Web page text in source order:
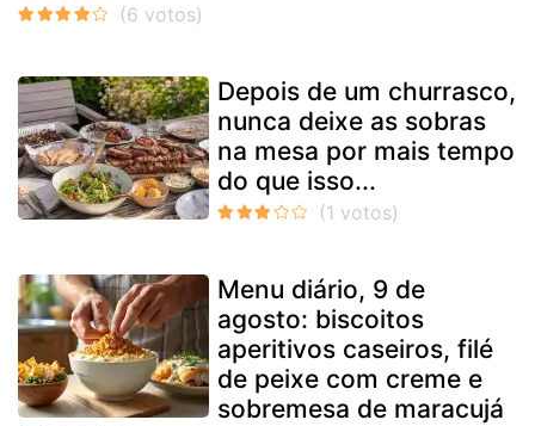
Depois de um churrasco,
nunca deixe as sobras
na mesa por mais tempo
do que isso...
Menu diário, 9 de
agosto: biscoitos
aperitivos caseiros, filé
de peixe com creme e
sobremesa de maracujá